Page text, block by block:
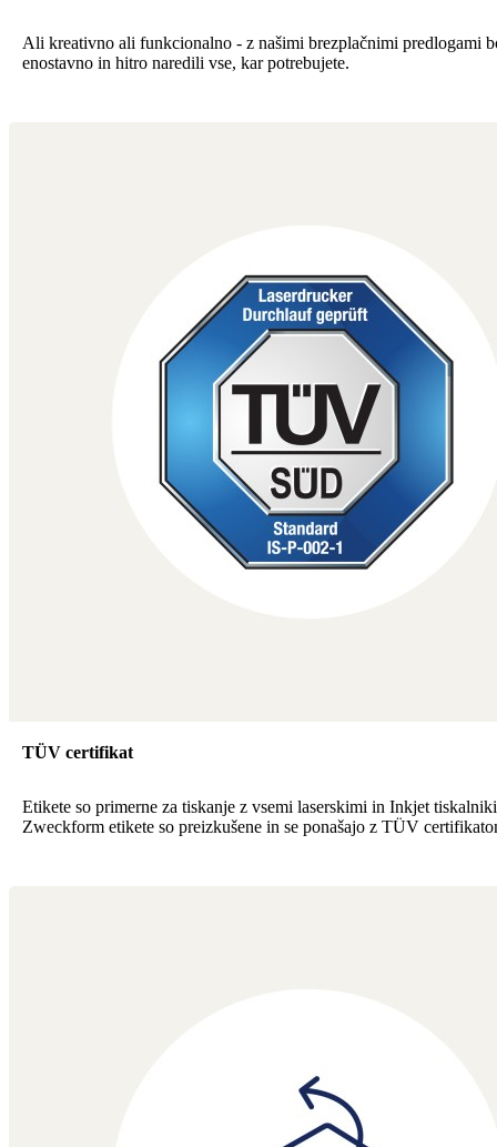
Ali kreativno ali funkcionalno - z našimi brezplačnimi predlogami
enostavno in hitro naredili vse, kar potrebujete.
TÜV certifikat
Etikete so primerne za tiskanje z vsemi laserskimi in Inkjet
Zweckform etikete so preizkušene in se ponašajo z TÜV